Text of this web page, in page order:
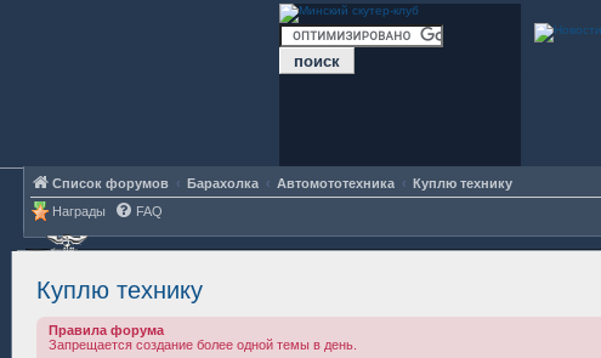
Список форумов Барахолка Автомототехника
Куплю технику
Награды
FAQ
Куплю технику
Правила форума
Запрещается создание более одной темы в день.